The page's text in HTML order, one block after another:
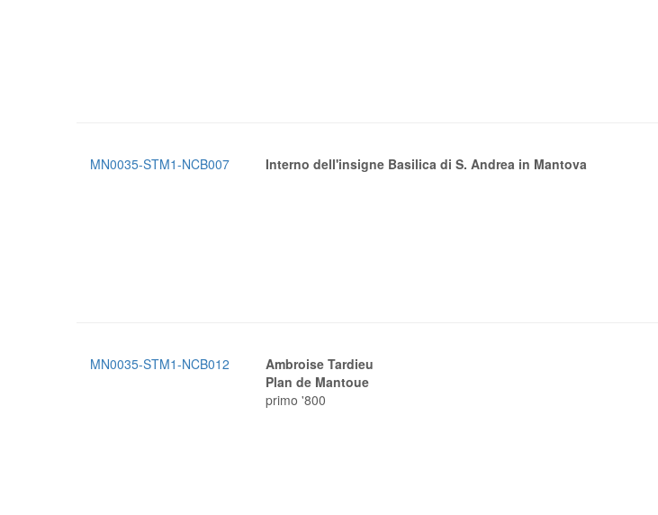
MN0035-STM1-NCB007 Interno dell'insigne Basilica di S. Andrea in Mantova
MN0035-STM1-NCB012
Ambroise Tardieu
Plan de Mantoue
primo '800